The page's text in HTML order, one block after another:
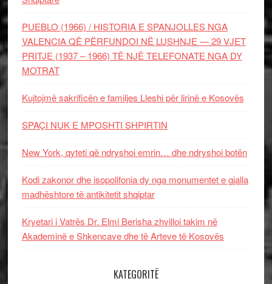
PUEBLO (1966) / HISTORIA E SPANJOLLES NGA
VALENCIA QË PËRFUNDOI NË LUSHNJE — 29 VJET
PRITJE (1937 – 1966) TË NJË TELEFONATE NGA DY
MOTRAT
Kujtojmë sakrificën e familjes Lleshi për lirinë e Kosovës
SPAÇI NUK E MPOSHTI SHPIRTIN
New York, qyteti që ndryshoi emrin… dhe ndryshoi botën
Kodi zakonor dhe isopolifonia dy nga monumentet e gjalla
madhështore të antikitetit shqiptar
Kryetari i Vatrës Dr. Elmi Berisha zhvilloi takim në
Akademinë e Shkencave dhe të Arteve të Kosovës
KATEGORITË